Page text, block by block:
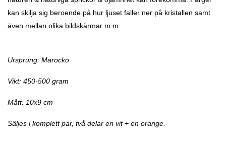
kan skilja sig beroende på hur ljuset faller ner på kristallen samt
även mellan olika bildskärmar m.m.
Ursprung: Marocko
Vikt: 450-500 gram
Mått: 10x9 cm
Säljes i komplett par, två delar en vit + en orange.